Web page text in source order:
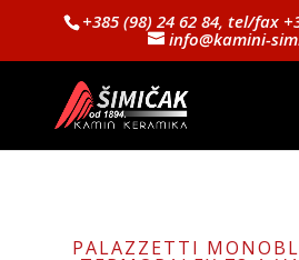
+385 (98) 24 62 84, tel/fax
info@kamini-
PALAZZETTI